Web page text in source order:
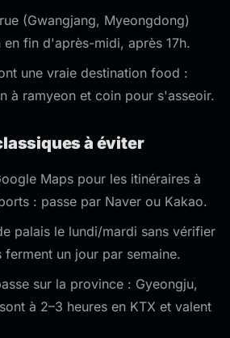
(Gwangjang, Myeongdong)
en fin d'après-midi, après 17h.
une vraie destination food :
à ramyeon et coin pour s'asseoir.
à éviter
Maps pour les itinéraires à
: passe par Naver ou Kakao.
palais le lundi/mardi sans vérifier
ferment un jour par semaine.
sur la province : Gyeongju,
à 2–3 heures en KTX et valent